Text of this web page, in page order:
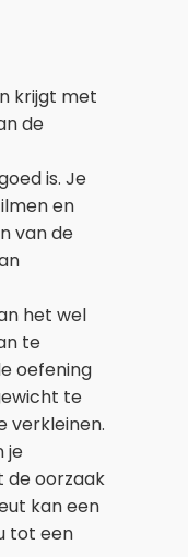
krijgt met
de
is. Je
en
van de
het wel
te
oefening
te
verkleinen.
je
de oorzaak
kan een
tot een